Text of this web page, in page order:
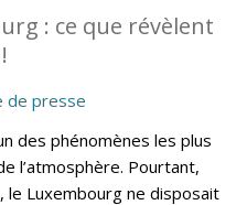
: ce que révèlent
de presse
des phénomènes les plus
l’atmosphère. Pourtant,
le Luxembourg ne disposait